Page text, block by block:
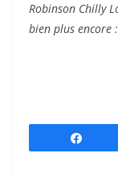
Robinson Chilly
bien plus encore